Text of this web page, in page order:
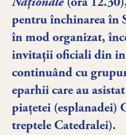
pentru închinarea în
în mod organizat,
invitații oficiali din
continuând cu
eparhii care au
piațetei (esplanadei)
treptele Catedralei).